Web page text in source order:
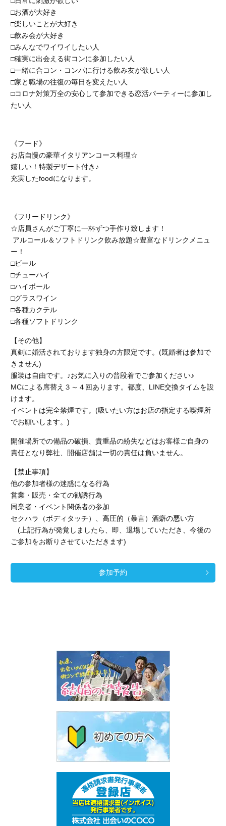
□お酒が大好き
□楽しいことが大好き
□飲み会が大好き
□みんなでワイワイしたい人
□確実に出会える街コンに参加したい人
□一緒に合コン・コンパに行ける飲み友が欲しい人
□家と職場の往復の毎日を変えたい人
□コロナ対策万全の安心して参加できる恋活パーティーに参加し
たい人
《フード》
お店自慢の豪華イタリアンコース料理☆
嬉しい！特製デザート付き♪
充実したfoodになります。
《フリードリンク》
☆店員さんがご丁寧に一杯ずつ手作り致します！
アルコール＆ソフトドリンク飲み放題☆豊富なドリンクメニュ
ー！
□ビール
□チューハイ
□ハイボール
□グラスワイン
□各種カクテル
□各種ソフトドリンク
【その他】
真剣に婚活されております独身の方限定です。(既婚者は参加で
きません)
服装は自由です。♪お気に入りの普段着でご参加ください♪
MCによる席替え３～４回あります。都度、LINE交換タイムを設
けます。
イベントは完全禁煙です。(吸いたい方はお店の指定する喫煙所
でお願いします。)
開催場所での備品の破損、貴重品の紛失などはお客様ご自身の
責任となり弊社、開催店舗は一切の責任は負いません。
【禁止事項】
他の参加者様の迷惑になる行為
営業・販売・全ての勧誘行為
同業者・イベント関係者の参加
セクハラ（ボディタッチ）、高圧的（暴言）酒癖の悪い方
(上記行為が発覚しましたら、即、退場していただき、今後の
ご参加をお断りさせていただきます)
参加予約